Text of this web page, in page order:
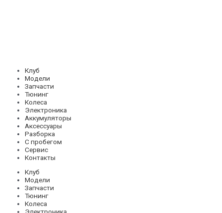
Клуб
Модели
Запчасти
Тюнинг
Колеса
Электроника
Аккумуляторы
Аксессуары
Разборка
С пробегом
Сервис
Контакты
Клуб
Модели
Запчасти
Тюнинг
Колеса